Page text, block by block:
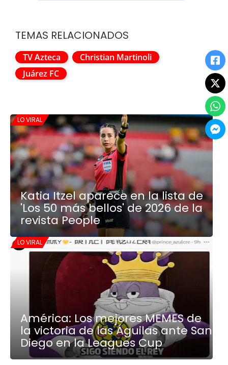
TEMAS RELACIONADOS
TV Azteca
Christian Martinoli
Juárez FC
LO VIRAL
Katia Itzel aparece en la lista de
'Los 50 más bellos' de 2026 de la
revista People
LO VIRAL
América: Los mejores MEMES de
la victoria de las Águilas ante San
Diego en la Leagues Cup